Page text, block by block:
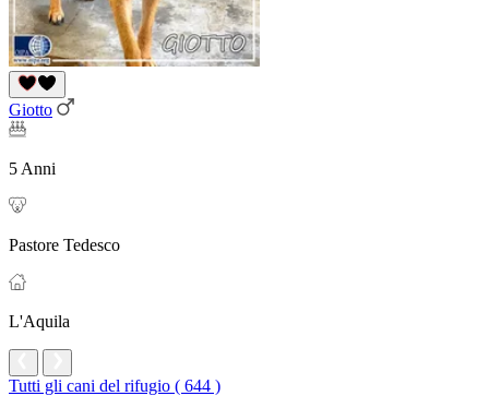
Giotto
5 Anni
Pastore Tedesco
L'Aquila
Tutti gli cani del rifugio ( 644 )